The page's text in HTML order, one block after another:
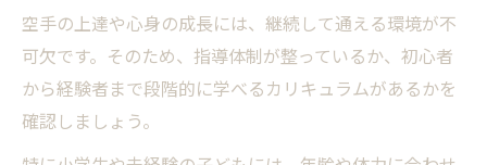
空手の上達や心身の成長には、継続して通える環境が不
可欠です。そのため、指導体制が整っているか、初心者
から経験者まで段階的に学べるカリキュラムがあるかを
確認しましょう。